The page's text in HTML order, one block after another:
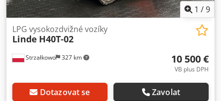
1 /9
Strzałkowo 327 km
LPG vysokozdvižné vozíky
Linde H40T-02
10 500 €
VB plus DPH
Dotazovat se Zavolat